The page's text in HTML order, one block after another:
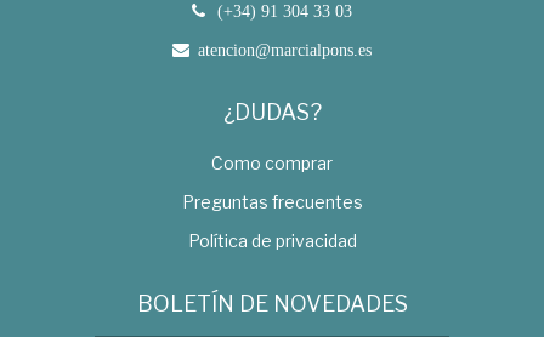
(+34) 91 304 33 03
atencion@marcialpons.es
¿DUDAS?
Como comprar
Preguntas frecuentes
Política de privacidad
BOLETÍN DE NOVEDADES